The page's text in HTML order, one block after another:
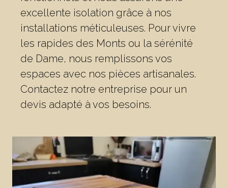
excellente isolation grâce à nos
installations méticuleuses. Pour vivre
les rapides des Monts ou la sérénité
de Dame, nous remplissons vos
espaces avec nos pièces artisanales.
Contactez notre entreprise pour un
devis adapté à vos besoins.